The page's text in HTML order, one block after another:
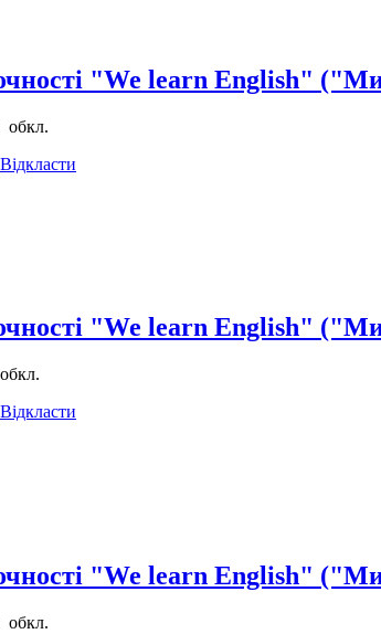
"We learn English"
обкл.
Відкласти
"We learn English"
Відкласти
"We learn English"
обкл.